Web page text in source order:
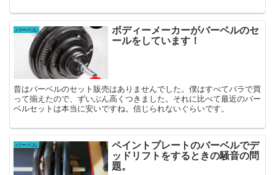
バーベル ボディーメーカーがバーベルのセ
ールをしています！
昔はバーベルのセット販売はありませんでした。僕はすべてバラで買
って揃えたので、ずいぶん高くつきました。それに比べて最近のバー
ベルセットは本当に安いですね。信じられないぐらいです。
バーベル ペイントプレートのバーベルでデ
ッドリフトをするときの騒音の問
題。